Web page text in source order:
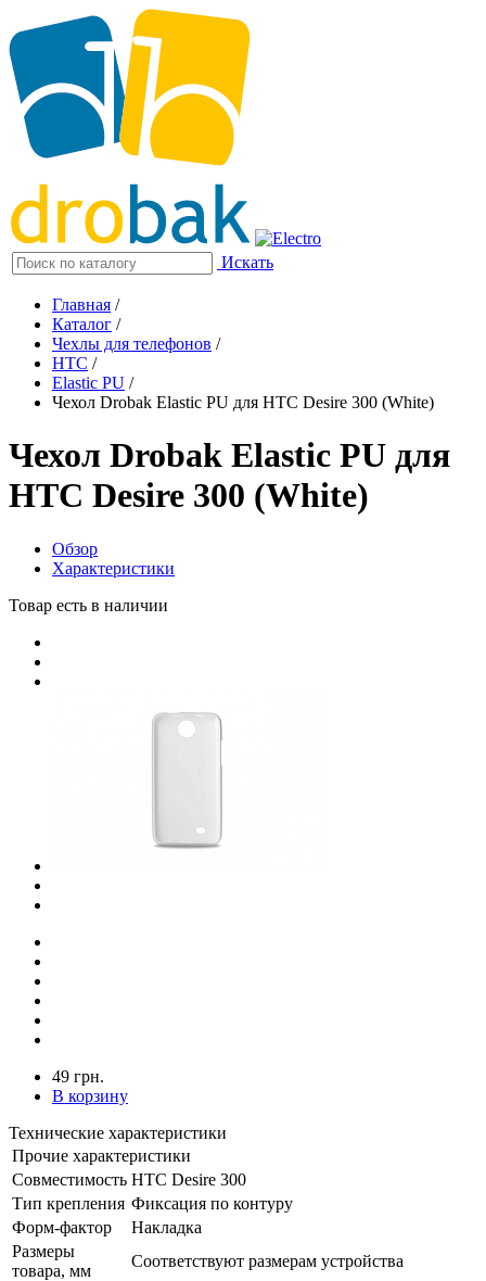
Искать
Главная /
Каталог /
Чехлы для телефонов /
HTC /
Elastic PU /
Чехол Drobak Elastic PU для HTC Desire 300 (White)
Чехол Drobak Elastic PU для
HTC Desire 300 (White)
Обзор
Характеристики
Товар есть в наличии
49 грн.
В корзину
Технические характеристики
Прочие характеристики
Совместимость HTC Desire 300
Тип крепления Фиксация по контуру
Форм-фактор
Накладка
Размеры
товара, мм
Соответствуют размерам устройства